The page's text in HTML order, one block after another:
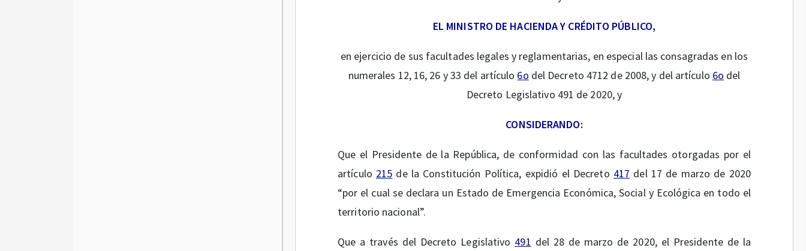
EL MINISTRO DE HACIENDA Y CRÉDITO PÚBLICO,
en ejercicio de sus facultades legales y reglamentarias, en especial las consagradas en los
numerales 12, 16, 26 y 33 del artículo 6o del Decreto 4712 de 2008, y del artículo 6o del
Decreto Legislativo 491 de 2020, y
CONSIDERANDO:
Que el Presidente de la República, de conformidad con las facultades otorgadas por el
artículo 215 de la Constitución Política, expidió el Decreto 417 del 17 de marzo de 2020
“por el cual se declara un Estado de Emergencia Económica, Social y Ecológica en todo el
territorio nacional”.
Que a través del Decreto Legislativo 491 del 28 de marzo de 2020, el Presidente de la